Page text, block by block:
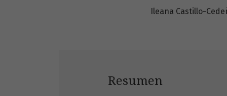
Ileana Castillo-
Resumen